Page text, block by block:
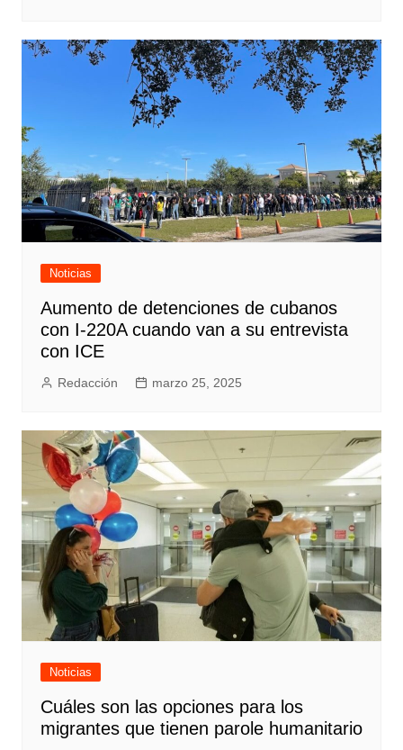
Noticias
Aumento de detenciones de cubanos
con I-220A cuando van a su entrevista
con ICE
Redacción marzo 25, 2025
Noticias
Cuáles son las opciones para los
migrantes que tienen parole humanitario